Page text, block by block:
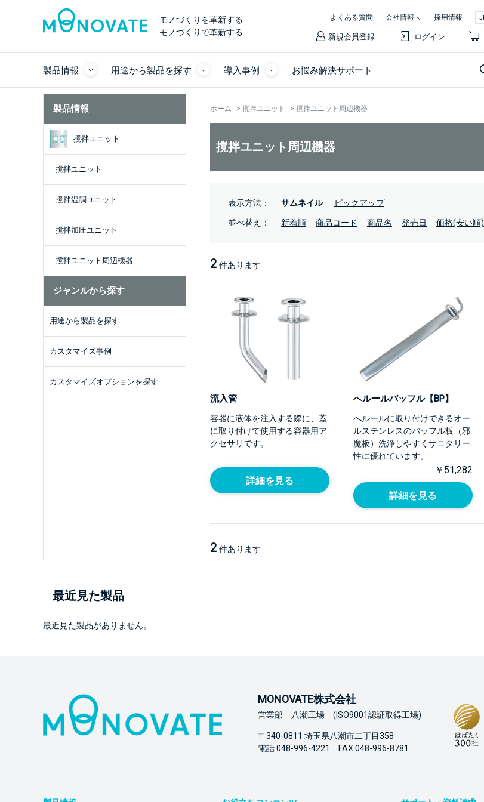
モノづくりを革新する
モノづくりで革新する
よくある質問 会社情報 採用情報
新規会員登録 ログイン
製品情報 用途から製品を探す 導入事例 お悩み解決サポート
製品情報
撹拌ユニット
撹拌ユニット
撹拌温調ユニット
撹拌加圧ユニット
撹拌ユニット周辺機器
ジャンルから探す
用途から製品を探す
カスタマイズ事例
カスタマイズオプションを探す
ホーム > 撹拌ユニット > 撹拌ユニット周辺機器
撹拌ユニット周辺機器
表示方法： サムネイル ピックアップ
並べ替え： 新着順 商品コード 商品名 発売日 価格(安い順)
2 件あります
流入管
容器に液体を注入する際に、蓋
に取り付けて使用する容器用ア
クセサリです。
詳細を見る
へルールバッフル【BP】
へルールに取り付けできるオー
ルステンレスのバッフル板（邪
魔板）洗浄しやすくサニタリー
性に優れています。
￥51,282
詳細を見る
2 件あります
最近見た製品
最近見た製品がありません。
MONOVATE株式会社
営業部 八潮工場 (ISO9001認証取得工場)
〒340-0811 埼玉県八潮市二丁目358
電話:048-996-4221 FAX:048-996-8781